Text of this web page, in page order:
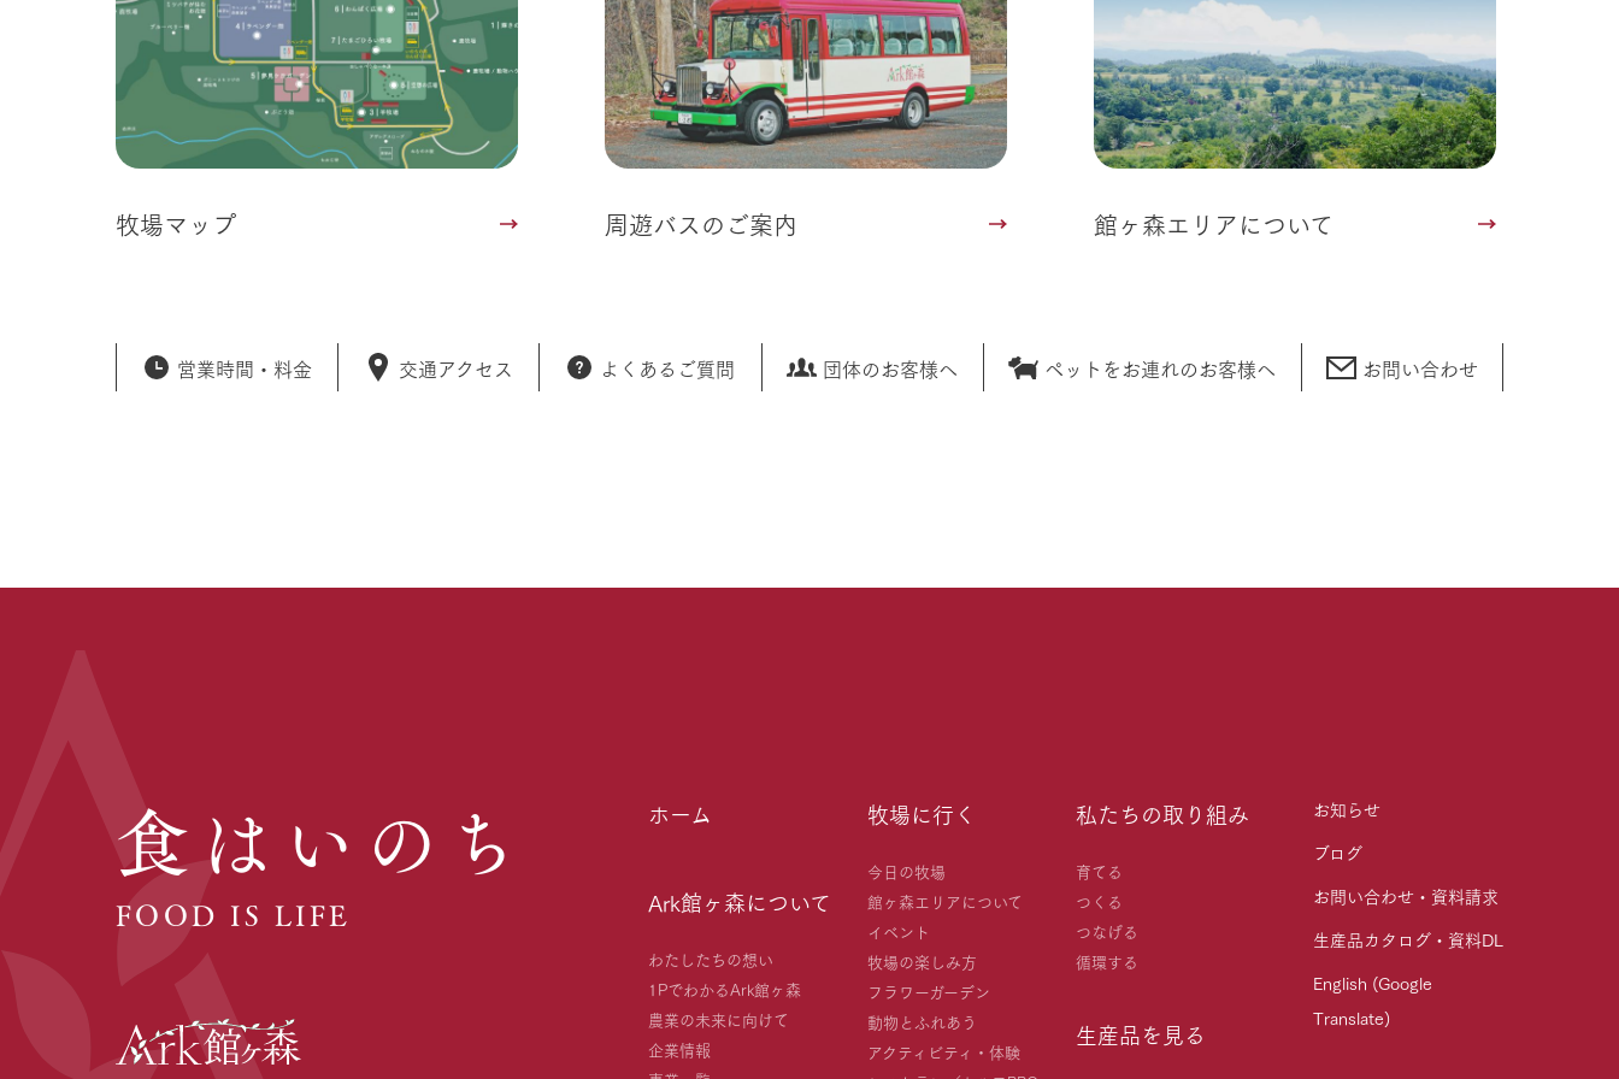
牧場マップ 周遊バスのご案内 館ヶ森エリアについて
営業時間・料金 交通アクセス よくあるご質問 団体のお客様へ ペットをお連れのお客様へ お問い合わせ
食はいのち
FOOD IS LIFE
ホーム
Ark館ヶ森について
わたしたちの想い
1PでわかるArk館ヶ森
農業の未来に向けて
企業情報
牧場に行く
今日の牧場
館ヶ森エリアについて
イベント
牧場の楽しみ方
フラワーガーデン
動物とふれあう
アクティビティ・体験
私たちの取り組み
育てる
つくる
つなげる
循環する
生産品を見る
お知らせ
ブログ
お問い合わせ・資料請求
生産品カタログ・資料DL
English (Google
Translate)